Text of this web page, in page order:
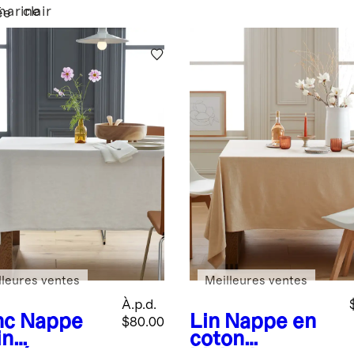
clair
Nappe
À.p.d.
$80.00
ventes
Lin Nappe en
coton
Meilleures ventes